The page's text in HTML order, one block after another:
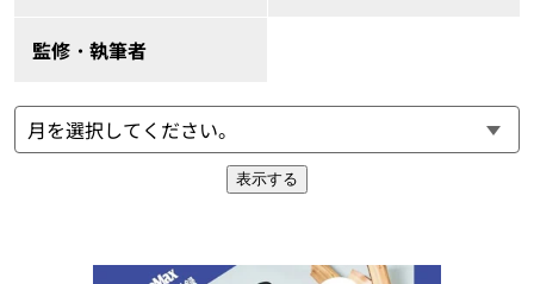
監修・執筆者
表示する